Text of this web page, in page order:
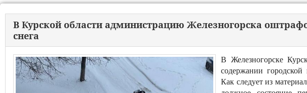
В Курской области администрацию Железногорска
снега
В Железногорске
содержании
Как следует из